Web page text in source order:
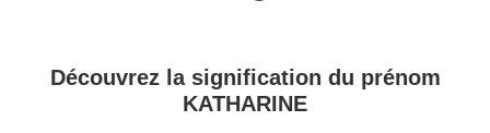
Découvrez la signification du prénom
KATHARINE